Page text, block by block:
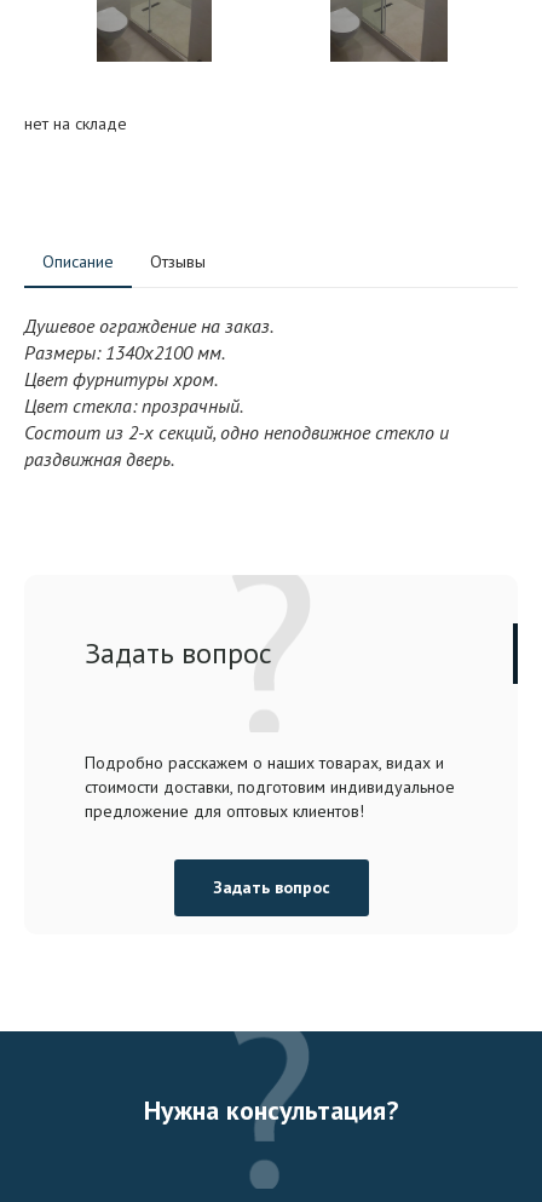
нет на складе
Описание Отзывы
Душевое ограждение на заказ.
Размеры: 1340x2100 мм.
Цвет фурнитуры хром.
Цвет стекла: прозрачный.
Состоит из 2-х секций, одно неподвижное стекло и
раздвижная дверь.
Задать вопрос
Подробно расскажем о наших товарах, видах и
стоимости доставки, подготовим индивидуальное
предложение для оптовых клиентов!
Задать вопрос
Нужна консультация?